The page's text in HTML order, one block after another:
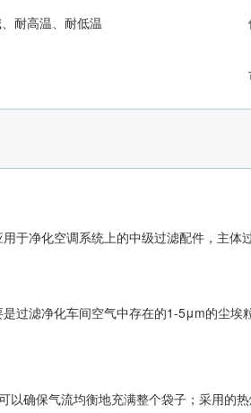
耐高温、耐低温
于净化空调系统上的中级过滤配件， 主体
过滤净化车间空气中存在的1-5μm的尘
以确保气流均衡地充满整个袋子；采用的